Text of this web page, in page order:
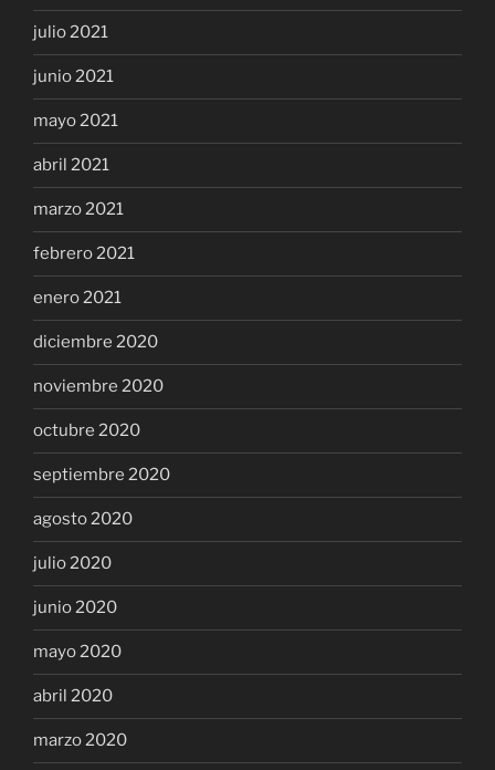
julio 2021
junio 2021
mayo 2021
abril 2021
marzo 2021
febrero 2021
enero 2021
diciembre 2020
noviembre 2020
octubre 2020
septiembre 2020
agosto 2020
julio 2020
junio 2020
mayo 2020
abril 2020
marzo 2020